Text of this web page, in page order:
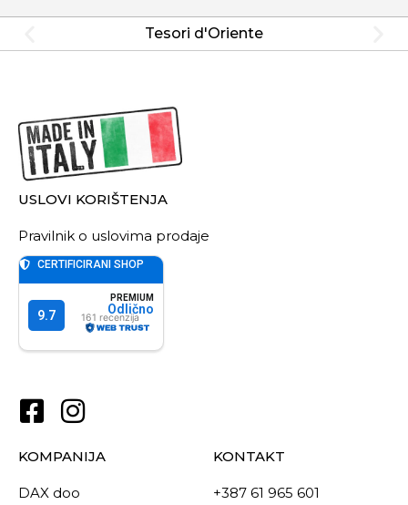
Tesori d'Oriente
USLOVI KORIŠTENJA
Pravilnik o uslovima prodaje
KOMPANIJA
DAX doo
KONTAKT
+387 61 965 601